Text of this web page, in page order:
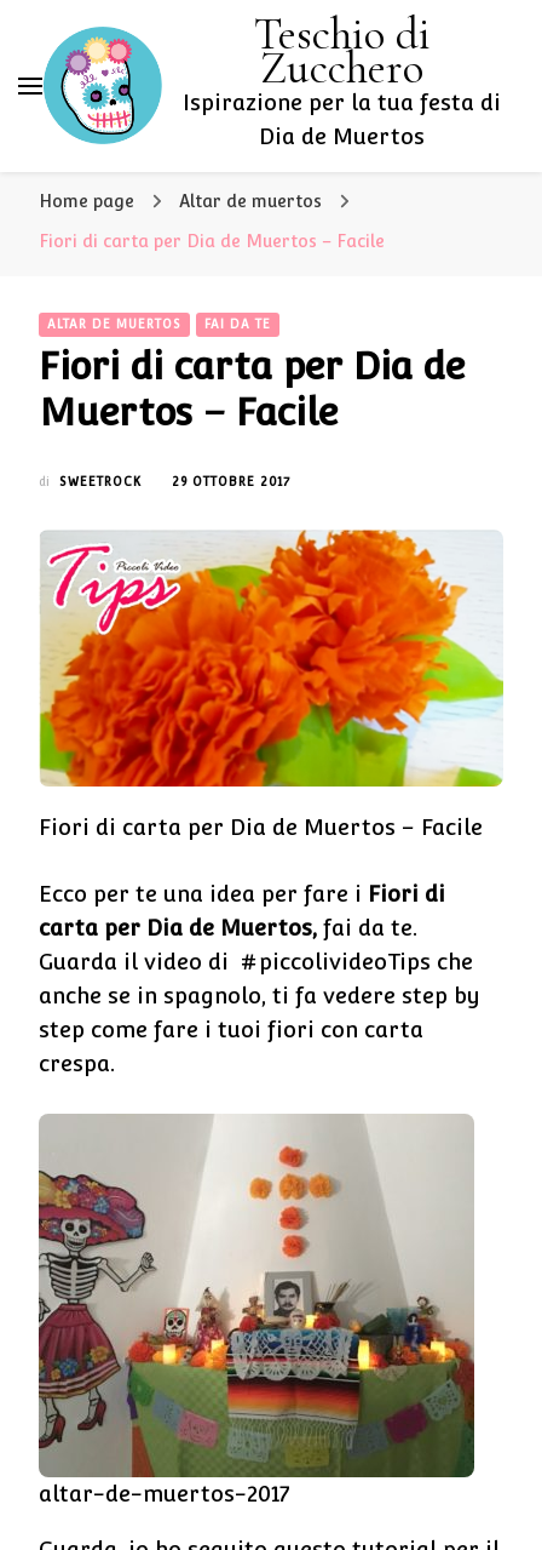
Teschio di
Zucchero
Ispirazione per la tua festa di
Dia de Muertos
Home page Altar de muertos
Fiori di carta per Dia de Muertos – Facile
ALTAR DE MUERTOS FAI DA TE
Fiori di carta per Dia de
Muertos – Facile
di SWEETROCK 29 OTTOBRE 2017
Fiori di carta per Dia de Muertos – Facile
Ecco per te una idea per fare i Fiori di
carta per Dia de Muertos, fai da te.
Guarda il video di #piccolivideoTips che
anche se in spagnolo, ti fa vedere step by
step come fare i tuoi fiori con carta
crespa.
altar-de-muertos-2017